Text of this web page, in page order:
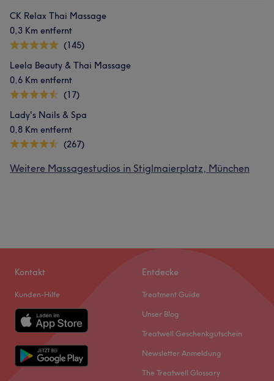
CK Relax Thai Massage
0,3 Km entfernt
(145)
Leela Beauty & Thai Massage
0,6 Km entfernt
(17)
Lady's Nails & Spa
0,8 Km entfernt
(267)
Weitere Massagestudios in Stiglmaierplatz, München
Kontakt
Kunden-Hilfe
Entdecke
Treatment Guide
Unser Blog
Treatwell Geschenkgutschein
Newsletter Anmeldung
The Treatwell Glossary